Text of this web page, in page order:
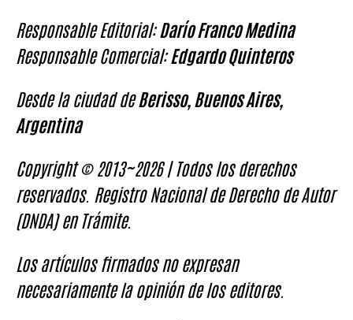
Responsable Editorial:Darío Franco Medina
Responsable Comercial:Edgardo Quinteros
Desde la ciudad deBerisso, Buenos Aires,
Argentina
Copyright © 2013~2026 | Todos los derechos
reservados. Registro Nacional de Derecho de Autor
(DNDA) en Trámite.
Los artículos firmados no expresan
necesariamente la opinión de los editores.